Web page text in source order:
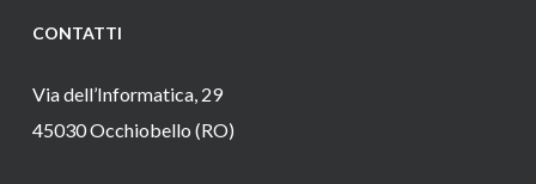
CONTATTI
Via dell’Informatica, 29
45030 Occhiobello (RO)